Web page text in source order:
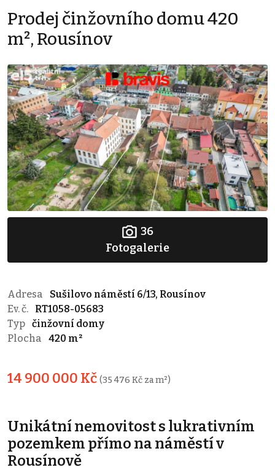
Prodej činžovního domu 420
m², Rousínov
36
Fotogalerie
Adresa
Sušilovo náměstí 6/13, Rousínov
Ev. č.
RT1058-05683
Typ činžovní domy
Plocha
420 m²
14 900 000 Kč (35 476 Kč za m²)
Unikátní nemovitost s lukrativním
pozemkem přímo na náměstí v
Rousínově